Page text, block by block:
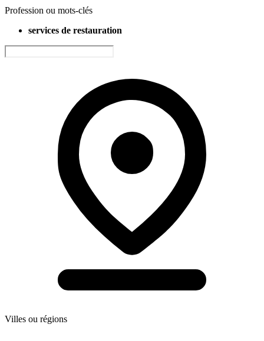
Profession ou mots-clés
services de restauration
Villes ou régions